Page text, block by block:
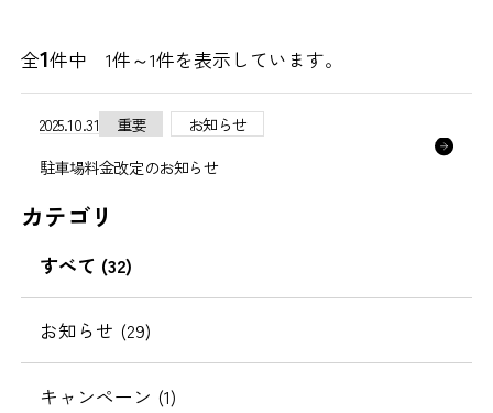
全1件中 1件～1件を表示しています。
2025.10.31 重要
お知らせ
駐車場料金改定のお知らせ
カテゴリ
すべて (32)
お知らせ (29)
キャンペーン (1)